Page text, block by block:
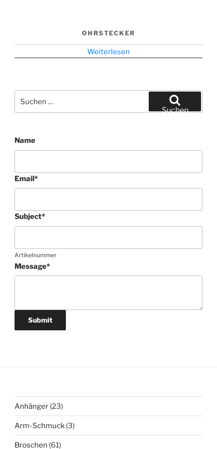
OHRSTECKER
Weiterlesen
nach:
Suchen
Name
Email*
Subject*
Artikelnummer
Message*
Submit
Anhänger 2323
Produkte
Arm-Schmuck 33
Produkte
Broschen 6161